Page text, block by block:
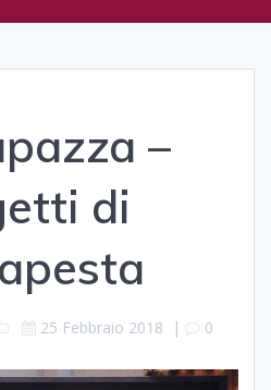
–
di
25 Febbraio 2018 | 0